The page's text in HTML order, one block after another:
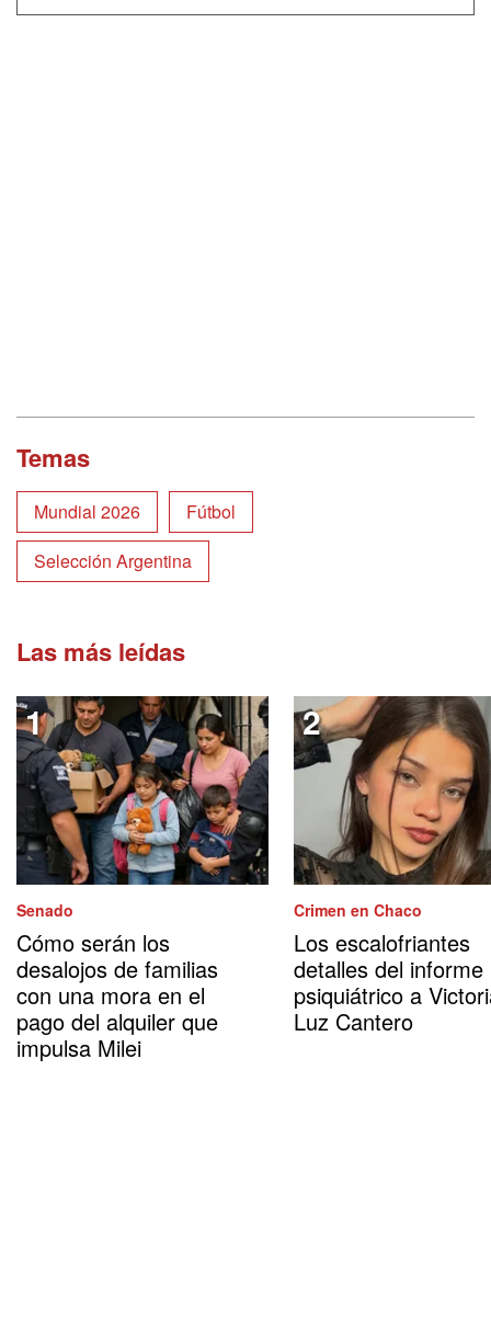
Temas
Mundial 2026
Fútbol
Selección Argentina
Las más leídas
Senado
Cómo serán los
desalojos de familias
con una mora en el
pago del alquiler que
impulsa Milei
Crimen en Chaco
Los escalofriantes
detalles del informe
psiquiátrico a
Luz Cantero